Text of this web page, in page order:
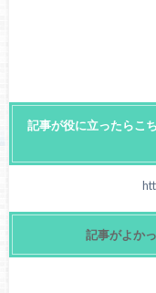
記事が役に立ったらこ
記事がよか